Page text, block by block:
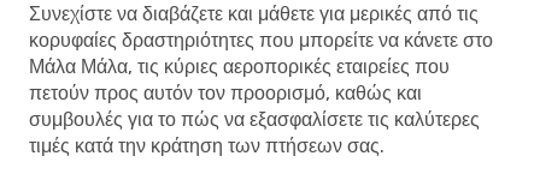
Συνεχίστε να διαβάζετε και μάθετε για μερικές από τις
κορυφαίες δραστηριότητες που μπορείτε να κάνετε στο
Μάλα Μάλα, τις κύριες αεροπορικές εταιρείες που
πετούν προς αυτόν τον προορισμό, καθώς και
συμβουλές για το πώς να εξασφαλίσετε τις καλύτερες
τιμές κατά την κράτηση των πτήσεων σας.